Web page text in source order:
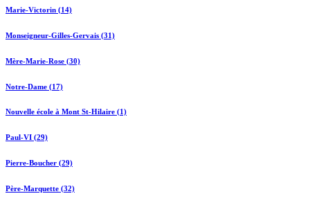
Marie-Victorin (14)
Monseigneur-Gilles-Gervais (31)
Mère-Marie-Rose (30)
Notre-Dame (17)
Nouvelle école à Mont St-Hilaire (1)
Paul-VI (29)
Pierre-Boucher (29)
Père-Marquette (32)